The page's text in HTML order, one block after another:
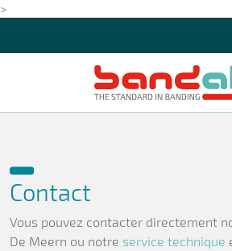
>
Contact
Vous pouvez contacter directement
De Meern ou notre service technique